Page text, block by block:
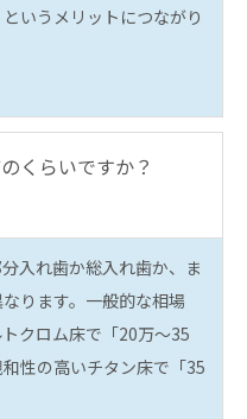
いうメリットにつながり
くらいですか？
入れ歯か総入れ歯か、ま
ります。一般的な相場
トクロム床で「20万〜35
性の高いチタン床で「35